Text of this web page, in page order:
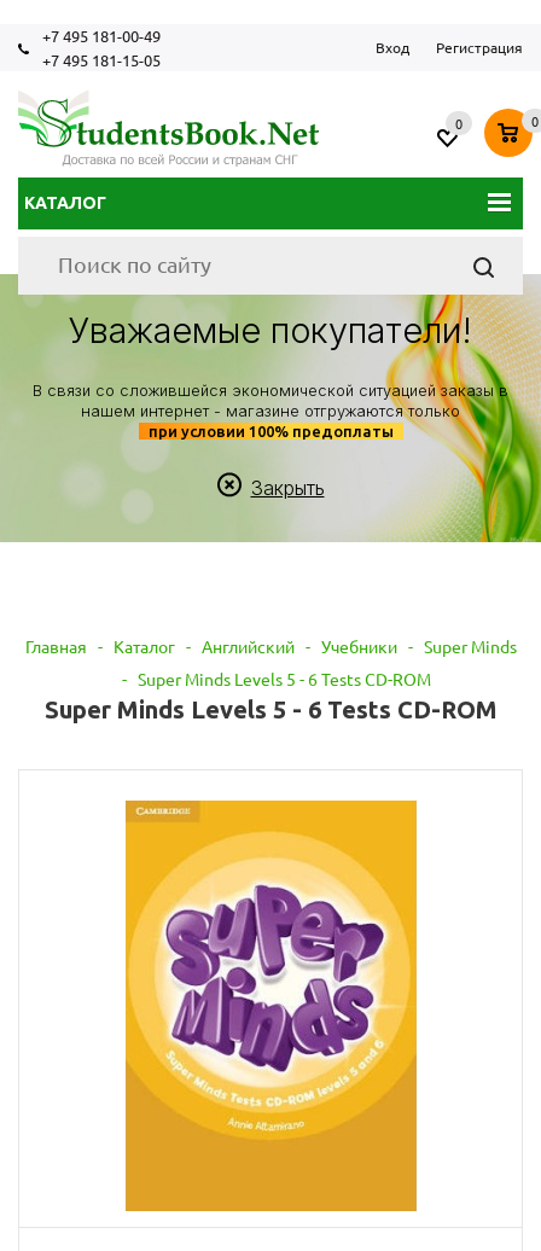
+7 495 181-00-49
+7 495 181-15-05
Вход Регистрация
КАТАЛОГ
0 0
Уважаемые покупатели!
В связи со сложившейся экономической ситуацией заказы в
нашем интернет - магазине отгружаются только
при условии 100% предоплаты
Закрыть
Главная - Каталог - Английский - Учебники - Super Minds
- Super Minds Levels 5 - 6 Tests CD-ROM
Super Minds Levels 5 - 6 Tests CD-ROM